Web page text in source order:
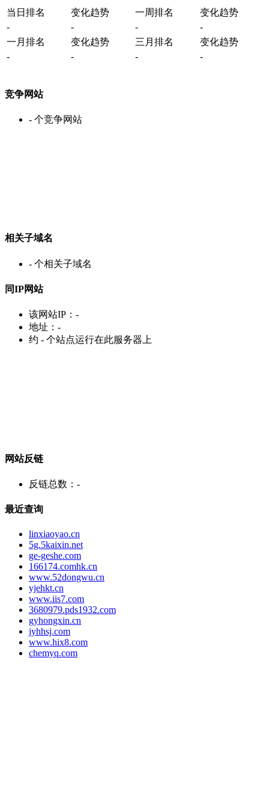
当日排名 变化趋势 一周排名
变化趋势
-
- -
-
一月排名
变化趋势 三月排名
变化趋势
-
- - -
竞争网站
- 个竞争网站
相关子域名
- 个相关子域名
同IP网站
该网站IP： -
地址： -
约 - 个站点运行在此服务器上
网站反链
反链总数： -
最近查询
linxiaoyao.cn
5g.5kaixin.net
ge-geshe.com
166174.comhk.cn
www.52dongwu.cn
yjehkt.cn
www.iis7.com
3680979.pds1932.com
gyhongxin.cn
jyhhsj.com
www.hix8.com
chemyq.com